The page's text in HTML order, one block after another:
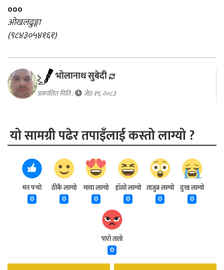
०००
ओखलढुङ्गा
(९८४३०५४१६१)
भोलानाथ सुबेदी
प्रकाशित मिति : जेठ १९, २०८३
यो सामग्री पढेर तपाइँलाई कस्तो लाग्यो ?
मन पर्‍यो
0
ठीकै लाग्यो
0
माया लाग्यो
0
हाँसो लाग्यो
0
ताजुब लाग्यो
0
दुःख लाग्यो
0
पारो तातो
0